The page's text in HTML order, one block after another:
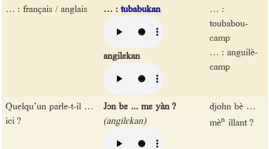
… : français / anglais … : tubabukan
angilɛkan
… :
toubabou-
camp
… : anguilè-
camp
Quelqu’un parle-t-il …
ici ?
Jɔn bɛ ... mɛ yàn ?
(angilɛkan)
djohn bè …
mènillant ?